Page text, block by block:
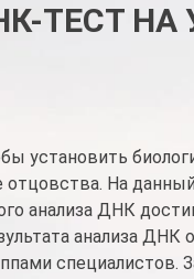
ТЕСТ НА
установить
отцовства. На
анализа ДНК
анализа ДНК
специалистов.